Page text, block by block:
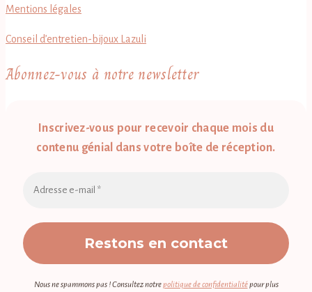
Mentions légales
Conseil d’entretien-bijoux Lazuli
Abonnez-vous à notre newsletter
Inscrivez-vous pour recevoir chaque mois du
contenu génial dans votre boîte de réception.
Nous ne spammons pas ! Consultez notrepolitique de confidentialitépour plus